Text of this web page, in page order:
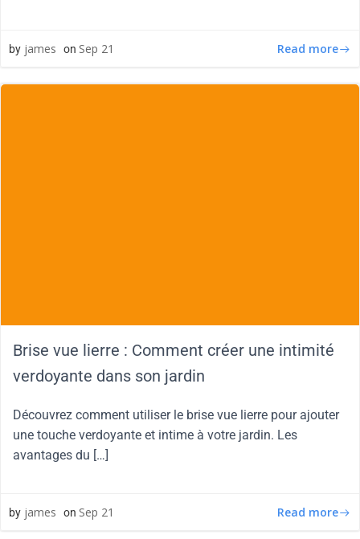
by james on Sep 21 Read more
Brise vue lierre : Comment créer une intimité
verdoyante dans son jardin
Découvrez comment utiliser le brise vue lierre pour ajouter
une touche verdoyante et intime à votre jardin. Les
avantages du […]
by james on Sep 21 Read more